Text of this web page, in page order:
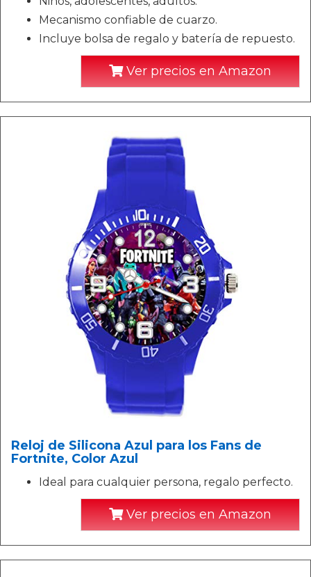
Mecanismo confiable de cuarzo.
Incluye bolsa de regalo y batería de repuesto.
Ver precios en Amazon
Reloj de Silicona Azul para los Fans de
Fortnite, Color Azul
Ideal para cualquier persona, regalo perfecto.
Ver precios en Amazon